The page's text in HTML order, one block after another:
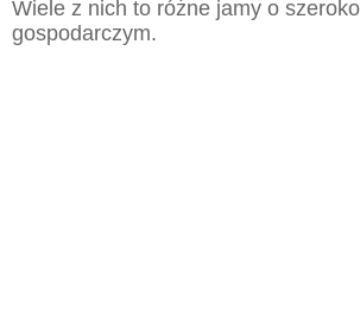
Wiele z nich to różne jamy o
gospodarczym.